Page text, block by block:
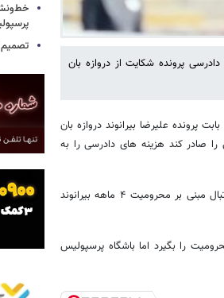
پرونده شکایت از دروازه بان
پرونده علیرضا بیرانوند دروازه بان
را صادر کند هزینه های دادرسی را به
این شکایت به CAS از سوی باشگاه پرسپولیس در پی توقف رای فدراسیون فوتبال مبنی بر محرومیت ۴ ماهه بیرانوند
را بگیرد اما باشگاه پرسپولیس
تصمیم